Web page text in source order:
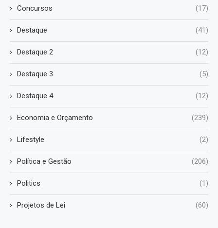
Concursos (17)
Destaque (41)
Destaque 2 (12)
Destaque 3 (5)
Destaque 4 (12)
Economia e Orçamento (239)
Lifestyle (2)
Política e Gestão (206)
Politics (1)
Projetos de Lei (60)